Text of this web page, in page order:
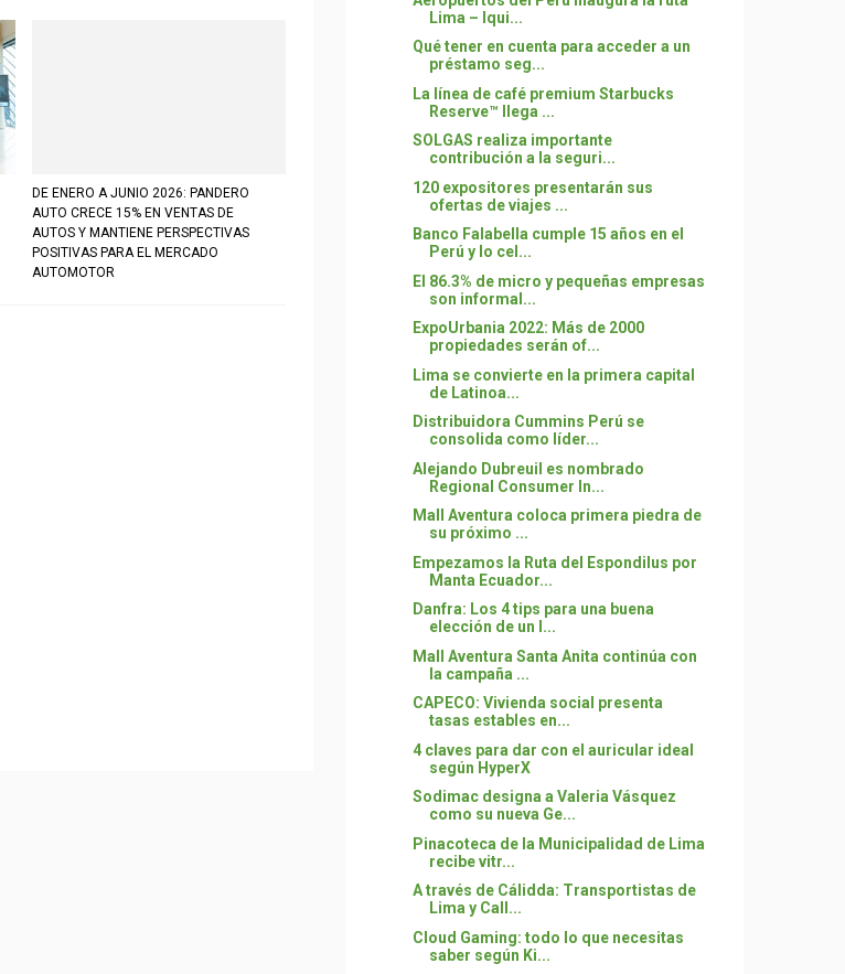
DE ENERO A JUNIO 2026: PANDERO
AUTO CRECE 15% EN VENTAS DE
AUTOS Y MANTIENE PERSPECTIVAS
POSITIVAS PARA EL MERCADO
AUTOMOTOR
Lima – Iqui...
Qué tener en cuenta para acceder a un
préstamo seg...
La línea de café premium Starbucks
Reserve™ llega ...
SOLGAS realiza importante
contribución a la seguri...
120 expositores presentarán sus
ofertas de viajes ...
Banco Falabella cumple 15 años en el
Perú y lo cel...
El 86.3% de micro y pequeñas empresas
son informal...
ExpoUrbania 2022: Más de 2000
propiedades serán of...
Lima se convierte en la primera capital
de Latinoa...
Distribuidora Cummins Perú se
consolida como líder...
Alejando Dubreuil es nombrado
Regional Consumer In...
Mall Aventura coloca primera piedra de
su próximo ...
Empezamos la Ruta del Espondilus por
Manta Ecuador...
Danfra: Los 4 tips para una buena
elección de un l...
Mall Aventura Santa Anita continúa con
la campaña ...
CAPECO: Vivienda social presenta
tasas estables en...
4 claves para dar con el auricular ideal
según HyperX
Sodimac designa a Valeria Vásquez
como su nueva Ge...
Pinacoteca de la Municipalidad de Lima
recibe vitr...
A través de Cálidda: Transportistas de
Lima y Call...
Cloud Gaming: todo lo que necesitas
saber según Ki...